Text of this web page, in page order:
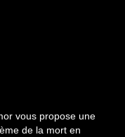
vous propose une
de la mort en